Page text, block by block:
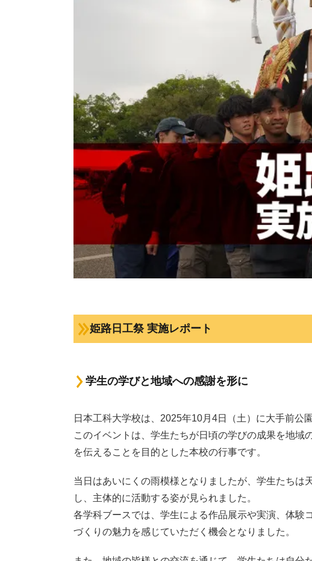
姫路日工祭 実施レポート
学生の学びと地域への感謝を形に
日本工科大学校は、2025年10月4日（土）に大手前公
このイベントは、学生たちが日頃の学びの成果を地域
を伝えることを目的とした本校の行事です。
当日はあいにくの雨模様となりましたが、学生たちは
し、主体的に活動する姿が見られました。
各学科ブースでは、学生による作品展示や実演、体験
づくりの魅力を感じていただく機会となりました。